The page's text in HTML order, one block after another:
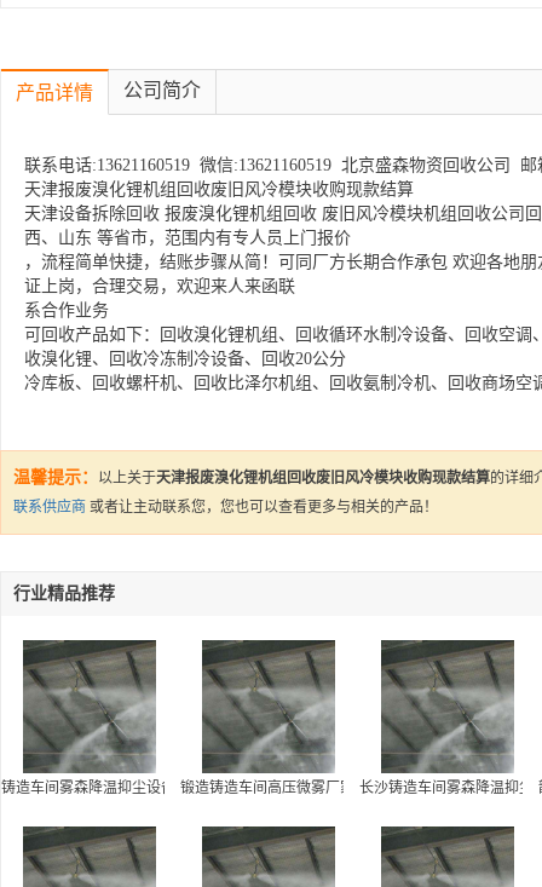
产品详情 公司简介
联系电话:13621160519 微信:13621160519 北京盛森物资回收公司 邮
天津报废溴化锂机组回收废旧风冷模块收购现款结算
天津设备拆除回收 报废溴化锂机组回收 废旧风冷模块机组回收公司
西、山东 等省市，范围内有专人员上门报价
，流程简单快捷，结账步骤从简！可同厂方长期合作承包 欢迎各地
证上岗，合理交易，欢迎来人来函联
系合作业务
可回收产品如下：回收溴化锂机组、回收循环水制冷设备、回收空
收溴化锂、回收冷冻制冷设备、回收20公分
冷库板、回收螺杆机、回收比泽尔机组、回收氨制冷机、回收商场空
温馨提示： 以上关于天津报废溴化锂机组回收废旧风冷模块收购现款结算的详细
联系供应商 或者让主动联系您，您也可以查看更多与相关的产品！
行业精品推荐
铸造车间雾森降温抑尘设备报价-贝克喷雾净化科技有限公司
锻造铸造车间高压微雾厂家-贝克喷雾净化科技有限公司
长沙铸造车间雾森降温抑尘